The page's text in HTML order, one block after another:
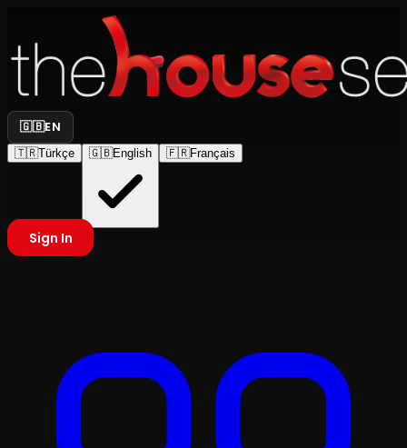
🇬🇧EN
🇹🇷Türkçe 🇬🇧English 🇫🇷Français
Sign In